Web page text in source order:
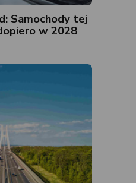
Samochody tej
w 2028